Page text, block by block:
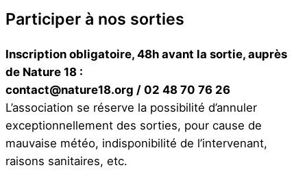
Participer à nos sorties
Inscription obligatoire, 48h avant la sortie, auprès
de Nature 18 :
contact@nature18.org / 02 48 70 76 26
L’association se réserve la possibilité d’annuler
exceptionnellement des sorties, pour cause de
mauvaise météo, indisponibilité de l’intervenant,
raisons sanitaires, etc.